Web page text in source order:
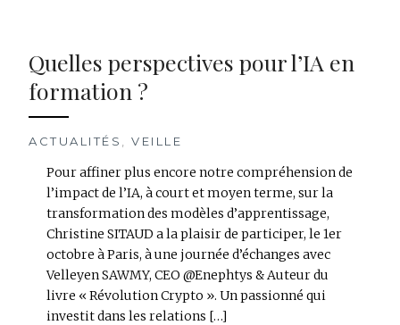
Quelles perspectives pour l’IA en
formation ?
ACTUALITÉS ,VEILLE
Pour affiner plus encore notre compréhension de
l’impact de l’IA, à court et moyen terme, sur la
transformation des modèles d’apprentissage,
Christine SITAUD a la plaisir de participer, le 1er
octobre à Paris, à une journée d’échanges avec
Velleyen SAWMY, CEO @Enephtys & Auteur du
livre « Révolution Crypto ». Un passionné qui
investit dans les relations […]